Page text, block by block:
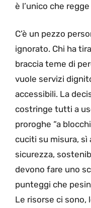
è l’unico che
C’è un pezzo
ignorato. Chi ha
braccia teme di
vuole servizi
accessibili. La
costringe tutti a
proroghe “a
cuciti su misura, sì
sicurezza,
devono fare uno
punteggi che
Le risorse ci sono,